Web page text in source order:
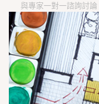
與專家一對一諮詢討論